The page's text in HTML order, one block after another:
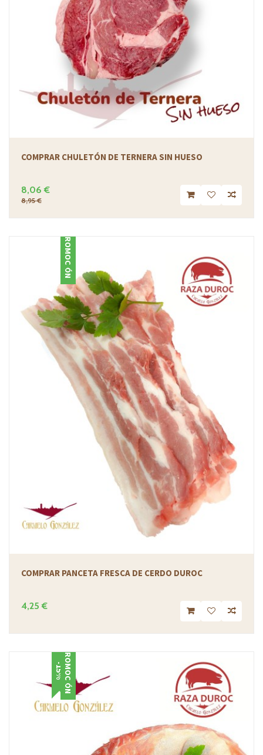
COMPRAR CHULETÓN DE TERNERA SIN HUESO
8,06 €
8,95 €
PROMOCIÓN
COMPRAR PANCETA FRESCA DE CERDO DUROC
4,25 €
PROMOCIÓN
-15%